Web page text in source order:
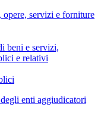
servizi e forniture
beni e servizi,
e relativi
enti aggiudicatori